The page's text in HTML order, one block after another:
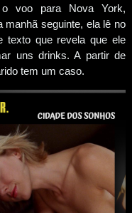
voo para Nova York,
manhã seguinte, ela lê no
texto que revela que ele
uns drinks. A partir de
tem um caso.